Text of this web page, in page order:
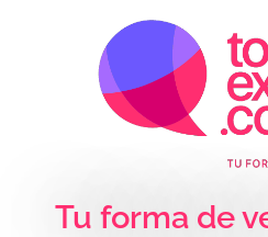
Tu forma de